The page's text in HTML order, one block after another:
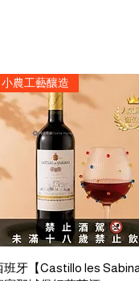
Quick View
小農工藝釀造
班牙【Castillo les